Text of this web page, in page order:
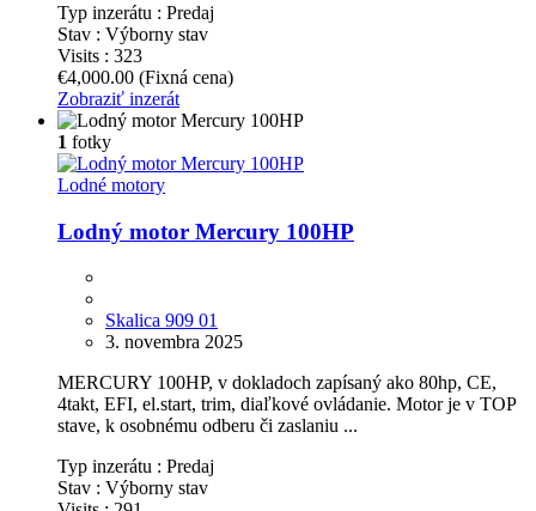
Typ inzerátu : Predaj
Stav : Výborny stav
Visits : 323
€4,000.00 (Fixná cena)
Zobraziť inzerát
1 fotky
Lodné motory
Lodný motor Mercury 100HP
Skalica 909 01
3. novembra 2025
MERCURY 100HP, v dokladoch zapísaný ako 80hp, CE,
4takt, EFI, el.start, trim, diaľkové ovládanie. Motor je v TOP
stave, k osobnému odberu či zaslaniu ...
Typ inzerátu : Predaj
Stav : Výborny stav